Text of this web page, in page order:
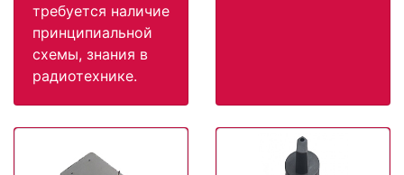
требуется наличие
принципиальной
схемы, знания в
радиотехнике.